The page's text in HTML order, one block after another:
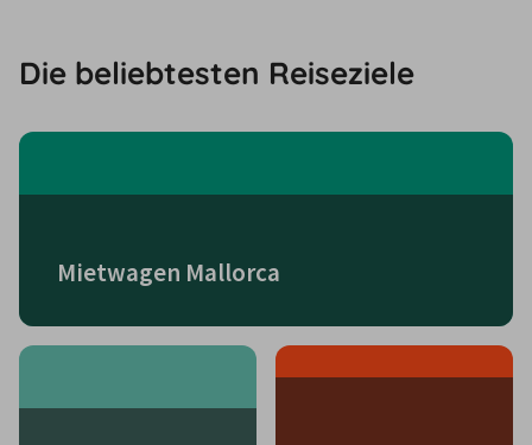
Die beliebtesten Reiseziele
Mietwagen Mallorca